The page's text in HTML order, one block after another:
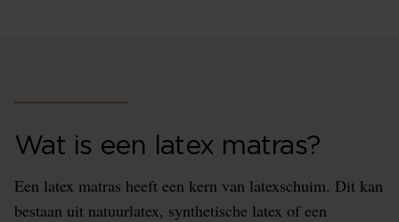
Wat is een latex matras?
Een latex matras heeft een kern van latexschuim. Dit kan
bestaan uit natuurlatex, synthetische latex of een